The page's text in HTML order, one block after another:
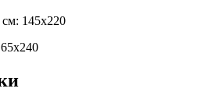
145х220